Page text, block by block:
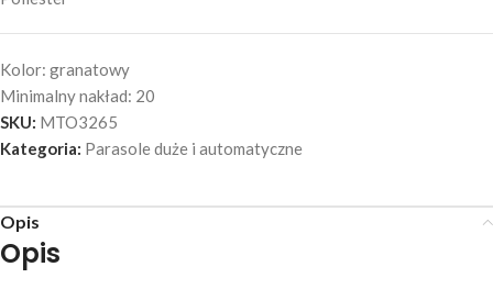
Kolor: granatowy
Minimalny nakład: 20
SKU: MTO3265
Kategoria: Parasole duże i automatyczne
Opis
Opis